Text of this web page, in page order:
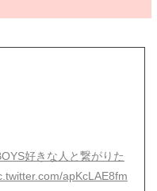
好きな人と繋がりた
apKcLAE8fm